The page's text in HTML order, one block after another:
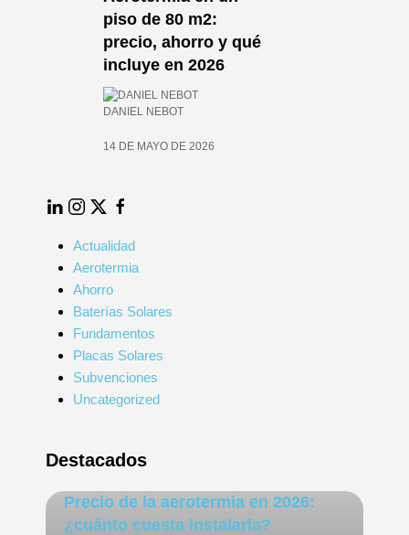
piso de 80 m2:
precio, ahorro y qué
incluye en 2026
DANIEL NEBOT
14 DE MAYO DE 2026
LinkedInInstagram
TwitterFacebook
Actualidad
Aerotermia
Ahorro
Baterías Solares
Fundamentos
Placas Solares
Subvenciones
Uncategorized
Destacados
Precio de la aerotermia en 2026:
¿cuánto cuesta instalarla?